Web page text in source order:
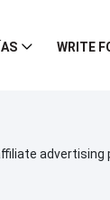
WRITE